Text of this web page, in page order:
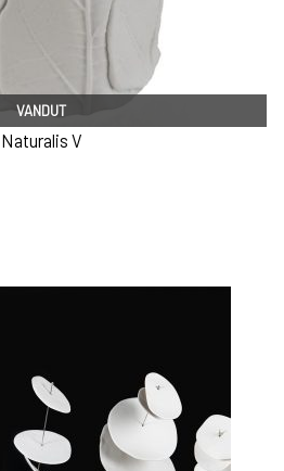
VANDUT
Naturalis V